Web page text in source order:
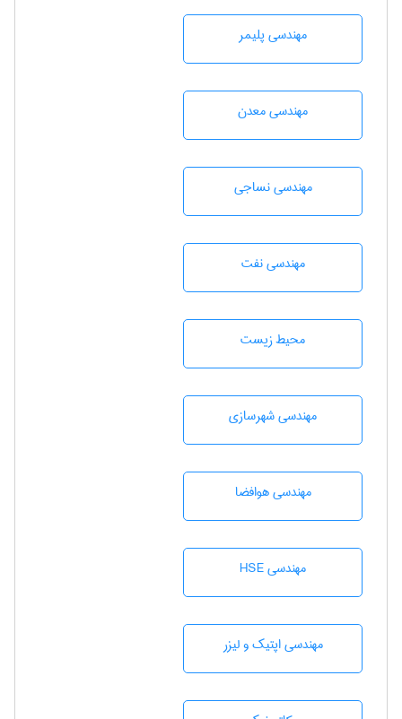
مهندسی پليمر
مهندسی معدن
مهندسي نساجی
مهندسی نفت
محيط زيست
مهندسی شهرسازی
مهندسی هوافضا
مهندسی HSE
مهندسی اپتیک و لیزر